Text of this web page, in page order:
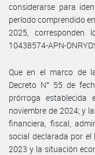
considerarse para
período comprendido
2025, corresponden
10438574-APN-
Que en el marco de
Decreto N° 55 de
prórroga
noviembre de 2024; y
financiera, fiscal,
social declarada por el
2023 y la situación